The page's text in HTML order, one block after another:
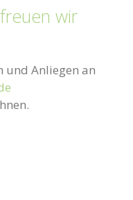
wir
und Anliegen an